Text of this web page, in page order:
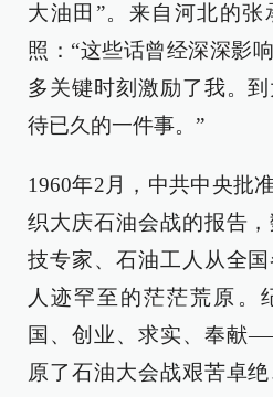
大油田”。来自河北的
照：“这些话曾经深深影
多关键时刻激励了我。
待已久的一件事。”
1960年2月，中共中央批
织大庆石油会战的报告
技专家、石油工人从全
人迹罕至的茫茫荒原。
国、创业、求实、奉献
原了石油大会战艰苦卓